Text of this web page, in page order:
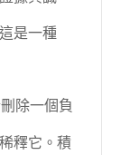
是一種
除一個負
釋它。積